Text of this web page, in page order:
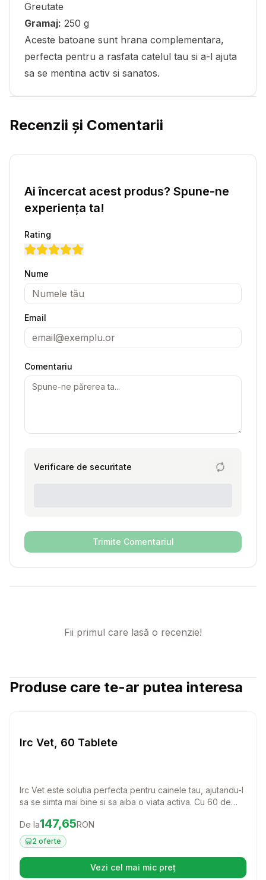
Greutate
Gramaj: 250 g
Aceste batoane sunt hrana complementara,
perfecta pentru a rasfata catelul tau si a-l ajuta
sa se mentina activ si sanatos.
Recenzii și Comentarii
Ai încercat acest produs? Spune-ne
experiența ta!
Rating
Nume
Email
Comentariu
Verificare de securitate
Trimite Comentariul
Fii primul care lasă o recenzie!
Produse care te-ar putea interesa
Irc Vet, 60 Tablete
Irc Vet este solutia perfecta pentru cainele tau, ajutandu-l
sa se simta mai bine si sa aiba o viata activa. Cu 60 de
pentru a oferi suport si confort patrupedului tau.
Preț:147.65 RON
De la147,65RON
2 oferte
Vezi cel mai mic preț(se deschide într-o filă nouă)